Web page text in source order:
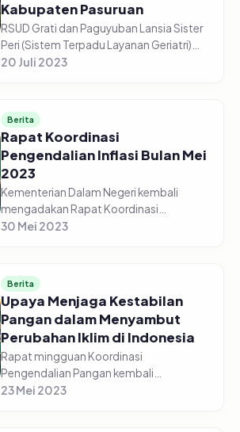
Kabupaten Pasuruan
RSUD Grati dan Paguyuban Lansia Sister
Peri (Sistem Terpadu Layanan Geriatri)
Bersama Tim Penggerak PKK Kabupaten
20 Juli 2023
Berita
Rapat Koordinasi
Pengendalian Inflasi Bulan Mei
2023
Kementerian Dalam Negeri kembali
mengadakan Rapat Koordinasi
Pengendalian Pangan pada Senin pagi,
sekaligus memimp...
30 Mei 2023
Berita
Upaya Menjaga Kestabilan
Pangan dalam Menyambut
Perubahan Iklim di Indonesia
Rapat mingguan Koordinasi
Pengendalian Pangan kembali
diselenggarakan secara daring di gedung
23 Mei 2023